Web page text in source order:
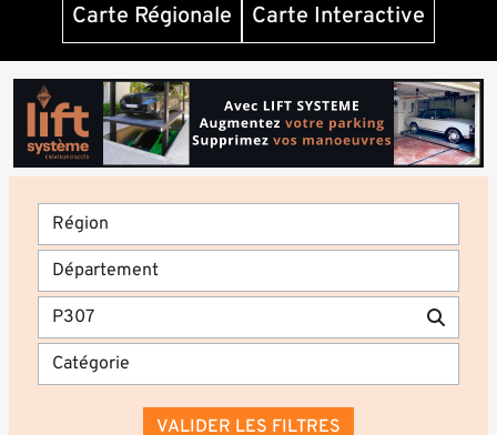
Carte Régionale
Carte Interactive
VALIDER LES FILTRES